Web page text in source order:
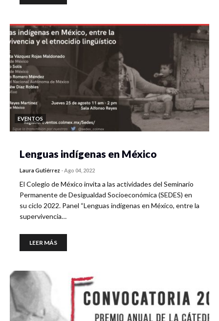
EVENTOS
Lenguas indígenas en México
Laura Gutiérrez -Ago 04, 2022
El Colegio de México invita a las actividades del Seminario
Permanente de Desigualdad Socioeconómica (SEDES) en
su ciclo 2022. Panel “Lenguas indígenas en México, entre la
supervivencia…
LEER MÁS